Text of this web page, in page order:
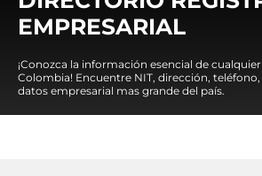
EMPRESARIAL
¡Conozca la información esencial de
Colombia! Encuentre NIT, dirección, teléfono,
datos empresarial mas grande del país.